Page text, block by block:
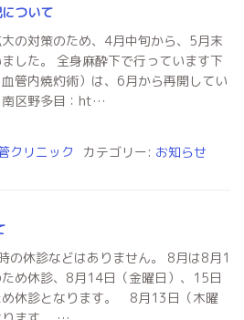
ついて
の対策のため、4月中旬から、5月末
した。 全身麻酔下で行っています下
管内焼灼術）は、6月から再開してい
南区野多目：ht…
クリニック カテゴリー: お知らせ
の休診などはありません。 8月は8月1
め休診、8月14日（金曜日）、15日
め休診となります。 8月13日（木曜